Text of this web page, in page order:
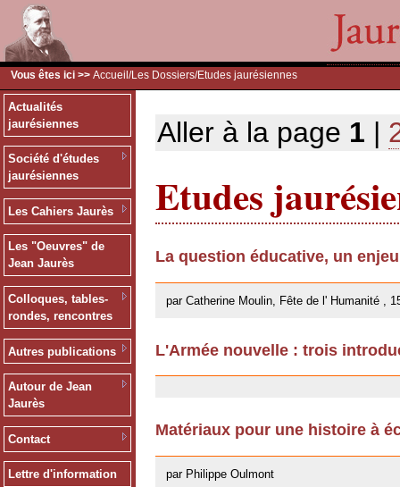
Vous êtes ici >> Accueil /Les Dossiers/Etudes jaurésiennes
Actualités
jaurésiennes
Société d'études
jaurésiennes
Les Cahiers Jaurès
Les "Oeuvres" de
Jean Jaurès
Colloques, tables-
rondes, rencontres
Autres publications
Autour de Jean
Jaurès
Contact
Lettre d'information
Aller à la page 1 |
Etudes
La question éducative, un
par Catherine Moulin, Fête de l' Humanité ,
L'Armée nouvelle : trois
Matériaux pour une histoire à
par Philippe Oulmont